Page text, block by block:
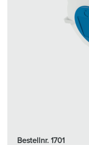
Bestellnr. 1701